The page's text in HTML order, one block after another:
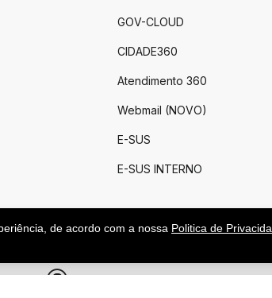
GOV-CLOUD
CIDADE360
Atendimento 360
Webmail (NOVO)
E-SUS
E-SUS INTERNO
de acordo com a nossa Politica de